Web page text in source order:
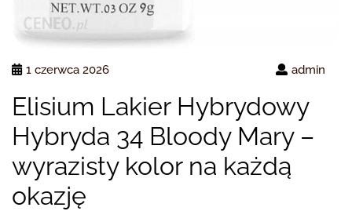
1 czerwca 2026 admin
Elisium Lakier Hybrydowy
Hybryda 34 Bloody Mary –
wyrazisty kolor na każdą
okazję